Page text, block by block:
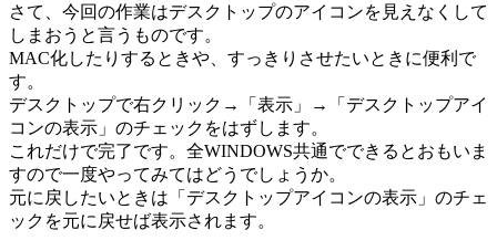
さて、今回の作業はデスクトップのアイコンを見えなくして
しまおうと言うものです。
MAC化したりするときや、すっきりさせたいときに便利で
す。
デスクトップで右クリック→「表示」→「デスクトップアイ
コンの表示」のチェックをはずします。
これだけで完了です。全WINDOWS共通でできるとおもいま
すので一度やってみてはどうでしょうか。
元に戻したいときは「デスクトップアイコンの表示」のチェ
ックを元に戻せば表示されます。